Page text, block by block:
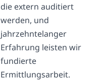
die extern auditiert
werden, und
jahrzehntelanger
Erfahrung leisten wir
fundierte
Ermittlungsarbeit.